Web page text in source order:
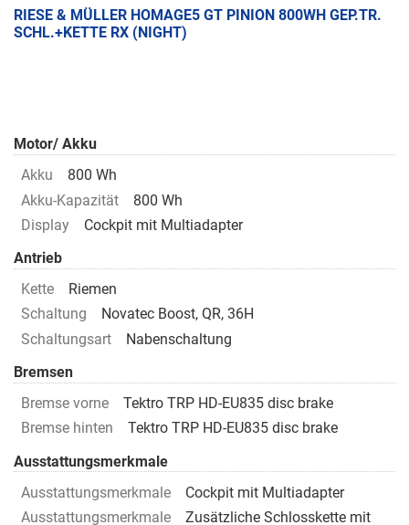
RIESE & MÜLLER HOMAGE5 GT PINION 800WH GEP.TR.
SCHL.+KETTE RX (NIGHT)
Motor/ Akku
Akku
800 Wh
Akku-Kapazität
800 Wh
Display
Cockpit mit Multiadapter
Antrieb
Kette
Riemen
Schaltung
Novatec Boost, QR, 36H
Schaltungsart
Nabenschaltung
Bremsen
Bremse vorne
Tektro TRP HD-EU835 disc brake
Bremse hinten
Tektro TRP HD-EU835 disc brake
Ausstattungsmerkmale
Ausstattungsmerkmale
Cockpit mit Multiadapter
Ausstattungsmerkmale
Zusätzliche Schlosskette mit